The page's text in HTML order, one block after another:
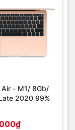
Google
- M1/ 8Gb/
2020 99%